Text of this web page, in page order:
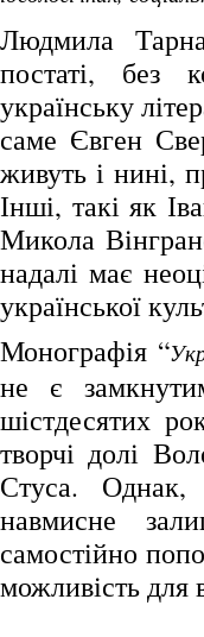
Людмила
постаті, без
українську
саме Євген
живуть і нині,
Інші, такі як
Микола
надалі має
української
Монографія “
не є
шістдесятих
творчі долі
Стуса.
навмисне
самостійно
можливість для